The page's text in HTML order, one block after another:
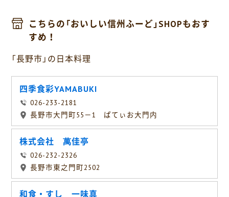
こちらの「おいしい信州ふーど」SHOPもおす
すめ！
「長野市」の日本料理
四季食彩YAMABUKI
026-233-2181
長野市大門町55－1 ぱてぃお大門内
株式会社 萬佳亭
026-232-2326
長野市東之門町2502
和食・すし 一味真